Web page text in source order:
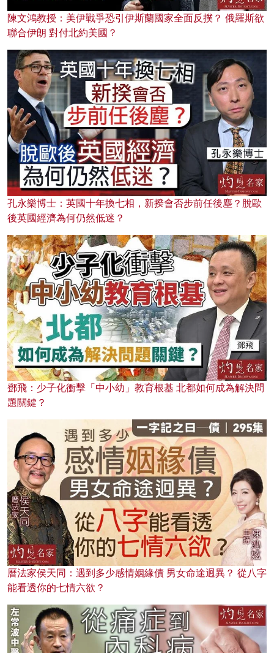
陳文鴻教授：美伊戰爭恐引伊斯蘭國家全面反撲？ 俄羅斯欲
聯合伊朗 對付北約美國？
孔永樂博士：英國十年換七相，新揆會否步前任後塵？脫歐
後英國經濟為何仍然低迷？
鄧飛：少子化衝擊「中小幼」教育根基 北都如何成為解決問
題關鍵？
曆法家侯天同：遇到多少感情姻緣債 男女命途迥異？ 從八字
能看透你的七情六欲？